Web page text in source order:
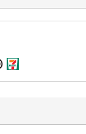
心地工作，像是清
作都由她負責，